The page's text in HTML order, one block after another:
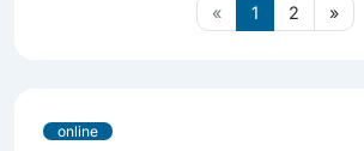
« 1 2 »
online